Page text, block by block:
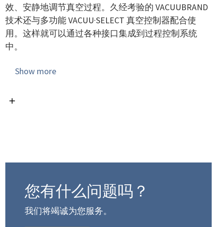
效、安静地调节真空过程。久经考验的 VACUUBRAND
技术还与多功能 VACUU·SELECT 真空控制器配合使
用。这样就可以通过各种接口集成到过程控制系统
中。
我们的 VACUU·SELECT 真空控制器使您的工艺流程简
可以使用应用程序编辑器在短时间内创建自己的个性
门，例如用于通风。这些接口还可实现远程控制，以
监测和控制泵模块。
Show more
您有什么问题吗？
我们将竭诚为您服务。